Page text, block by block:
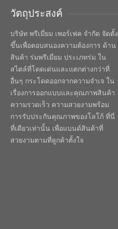
วัตถุประสงค์
บริษัท พรีเมี่ยม เพอร์เฟค จำกัด จัดตั้ง
ขึ้นเพื่อตอบสนองความต้องการ ด้าน
สินค้า ร่มพรีเมี่ยม ประเภทร่ม ใน
สไตล์ที่โดดเด่นและแตกต่างกว่าที่
อื่นๆ กระโดดออกจากความจำเจ ใน
เรื่องการออกแบบและคุณภาพสินค้า
ความรวดเร็ว ความสวยงามพร้อม
การรับประกันคุณภาพของโลโก้ ที่นี่
ที่เดียวเท่านั้น เพื่อแบนด์สินค้าที่
สวยงามตามที่ลูกค้าตั้งใจ